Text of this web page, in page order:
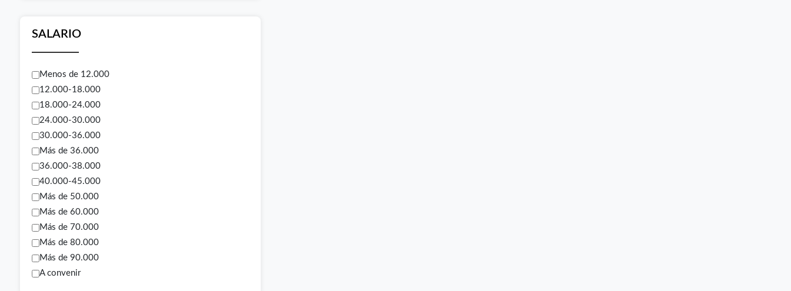
SALARIO
Menos de 12.000
12.000-18.000
18.000-24.000
24.000-30.000
30.000-36.000
Más de 36.000
36.000-38.000
40.000-45.000
Más de 50.000
Más de 60.000
Más de 70.000
Más de 80.000
Más de 90.000
A convenir